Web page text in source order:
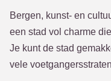
Bergen, kunst- en
een stad vol charme
Je kunt de stad
vele